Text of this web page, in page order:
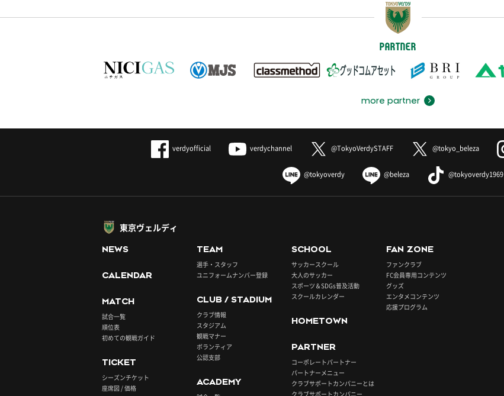
PARTNER
more partner
verdyofficial verdychannel @TokyoVerdySTAFF @tokyo_beleza
@tokyoverdy @beleza @tokyoverdy1969
東京ヴェルディ
NEWS
CALENDAR
MATCH
試合一覧
順位表
初めての観戦ガイド
TICKET
シーズンチケット
座席図 / 価格
TEAM
選手・スタッフ
ユニフォームナンバー登録
CLUB / STADIUM
クラブ情報
スタジアム
観戦マナー
ボランティア
公認支部
ACADEMY
SCHOOL
サッカースクール
大人のサッカー
スポーツ＆SDGs普及活動
スクールカレンダー
HOMETOWN
PARTNER
コーポレートパートナー
パートナーメニュー
クラブサポートカンパニーとは
クラブサポートカンパニー
FAN ZONE
ファンクラブ
FC会員専用コンテンツ
グッズ
エンタメコンテンツ
応援プログラム